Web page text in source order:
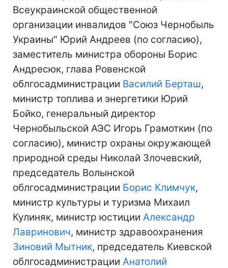
Всеукраинской общественной
организации инвалидов "Союз Чернобыль
Украины" Юрий Андреев (по согласию),
заместитель министра обороны Борис
Андресюк, глава Ровенской
облгосадминистрации Василий Берташ,
министр топлива и энергетики Юрий
Бойко, генеральный директор
Чернобыльской АЭС Игорь Грамоткин (по
согласию), министр охраны окружающей
природной среды Николай Злочевский,
председатель Волынской
облгосадминистрации Борис Климчук,
министр культуры и туризма Михаил
Кулиняк, министр юстиции Александр
Лавринович, министр здравоохранения
Зиновий Мытник, председатель Киевской
облгосадминистрации Анатолий